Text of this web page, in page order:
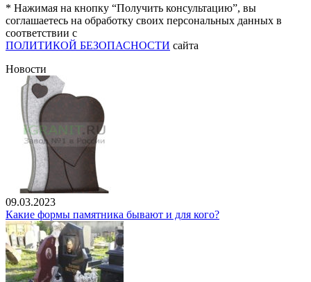
* Нажимая на кнопку “Получить консультацию”, вы
соглашаетесь на обработку своих персональных данных в
соответствии с
ПОЛИТИКОЙ БЕЗОПАСНОСТИ сайта
Новости
09.03.2023
Какие формы памятника бывают и для кого?